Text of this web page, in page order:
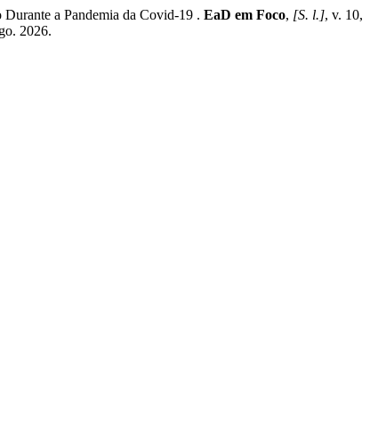
a Pandemia da Covid-19 . EaD em Foco, [S. l.], v. 10,
2026.